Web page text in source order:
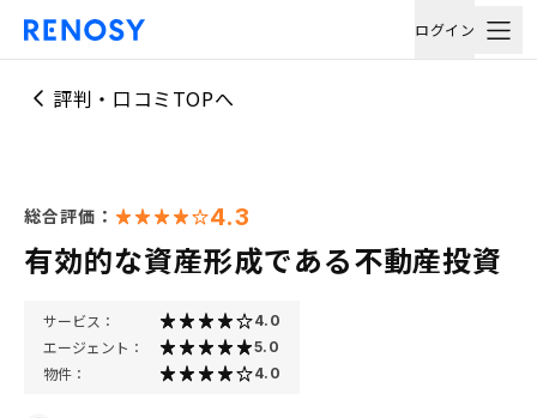
ログイン
評判・口コミTOPへ
総合評価： 4.3
有効的な資産形成である不動産投資
サービス： 4.0
エージェント： 5.0
物件： 4.0